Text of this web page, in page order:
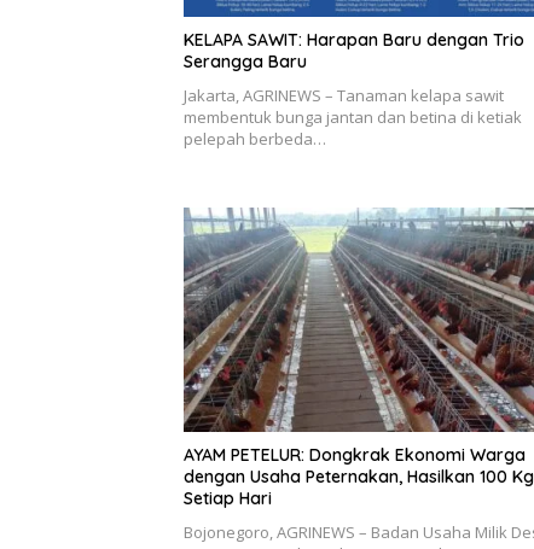
KELAPA SAWIT: Harapan Baru dengan Trio
Serangga Baru
Jakarta, AGRINEWS – Tanaman kelapa sawit
membentuk bunga jantan dan betina di ketiak
pelepah berbeda…
AYAM PETELUR: Dongkrak Ekonomi Warga
dengan Usaha Peternakan, Hasilkan 100
Setiap Hari
Bojonegoro, AGRINEWS – Badan Usaha Milik